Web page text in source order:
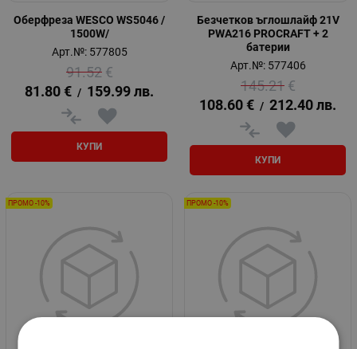
Оберфреза WESCO WS5046 /
1500W/
Арт.№: 577805
91.52 €
81.80 € / 159.99 лв.
КУПИ
Безчетков ъглошлайф 21V
PWA216 PROCRAFT + 2
батерии
Арт.№: 577406
145.21 €
108.60 € / 212.40 лв.
КУПИ
ПРОМО -10% ПРОМО -10%